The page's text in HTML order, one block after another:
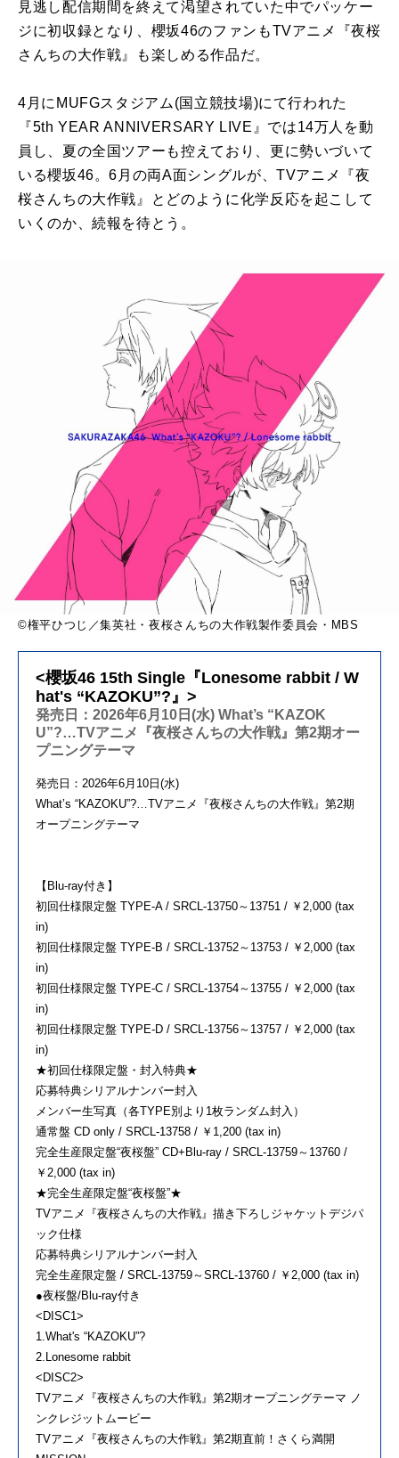
見逃し配信期間を終えて渇望されていた中でパッケー
ジに初収録となり、櫻坂46のファンもTVアニメ『夜桜
さんちの大作戦』も楽しめる作品だ。
4月に MUFGスタジアム (国立競技場)にて行われた
『5th YEAR ANNIVERSARY LIVE 』では14万人を動
員し、夏の全国ツアーも控えており、更に勢いづいて
いる櫻坂46。6 月の両A面シングルが、TVアニメ『夜
桜さんちの大作戦』とどのように化学反応を起こして
いくのか、続報を待とう。
©権平ひつじ／集英社・夜桜さんちの大作戦製作委員会・MBS
<櫻坂46 15th Single『Lonesome rabbit / W
hat's “KAZOKU”?』>
発売日：2026年6月10日(水) What’s “KAZOK
U”?…TVアニメ『夜桜さんちの大作戦』第2期オー
プニングテーマ
発売日：2026年6月10日(水)
What’s “KAZOKU”?…TVアニメ『夜桜さんちの大作戦』第2期
オープニングテーマ
【Blu-ray付き】
初回仕様限定盤 TYPE-A / SRCL-13750～13751 / ￥2,000 (tax
in)
初回仕様限定盤 TYPE-B / SRCL-13752～13753 / ￥2,000 (tax
in)
初回仕様限定盤 TYPE-C / SRCL-13754～13755 / ￥2,000 (tax
in)
初回仕様限定盤 TYPE-D / SRCL-13756～13757 / ￥2,000 (tax
in)
★初回仕様限定盤・封入特典★
応募特典シリアルナンバー封入
メンバー生写真（各TYPE別より1枚ランダム封入）
通常盤 CD only / SRCL-13758 / ￥1,200 (tax in)
完全生産限定盤“夜桜盤” CD+Blu-ray / SRCL-13759～13760 /
￥2,000 (tax in)
★完全生産限定盤“夜桜盤”★
TVアニメ『夜桜さんちの大作戦』描き下ろしジャケットデジパ
ック仕様
応募特典シリアルナンバー封入
完全生産限定盤 / SRCL-13759～SRCL-13760 / ￥2,000 (tax in)
●夜桜盤/Blu-ray付き
<DISC1>
1.What's “KAZOKU”?
2.Lonesome rabbit
<DISC2>
TVアニメ『夜桜さんちの大作戦』第2期オープニングテーマ ノ
ンクレジットムービー
TVアニメ『夜桜さんちの大作戦』第2期直前！さくら満開